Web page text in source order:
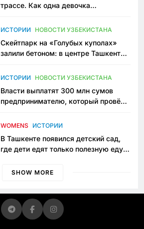
трассе. Как одна девочка
Узбекистане
ИСТОРИИ НОВОСТИ УЗБЕКИСТАНА
Скейтпарк на «Голубых куполах»
залили бетоном: в центре Ташкента
пространство
ИСТОРИИ НОВОСТИ УЗБЕКИСТАНА
Власти выплатят 300 млн сумов
предпринимателю, который провёл
приговору
WOMENS ИСТОРИИ
В Ташкенте появился детский сад,
где дети едят только полезную еду.
просить «кашу без сахара»
SHOW MORE